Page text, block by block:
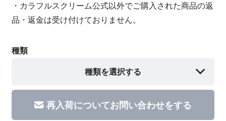
・カラフルスクリーム公式以外でご購入された商品の返
品・返金は受け付けておりません。
種類
種類を選択する
再入荷についてお問い合わせをする